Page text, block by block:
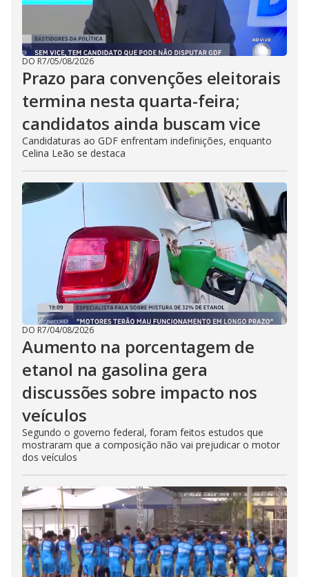
DO R7/05/08/2026
Prazo para convenções eleitorais
termina nesta quarta-feira;
candidatos ainda buscam vice
Candidaturas ao GDF enfrentam indefinições, enquanto
Celina Leão se destaca
DO R7/04/08/2026
Aumento na porcentagem de
etanol na gasolina gera
discussões sobre impacto nos
veículos
Segundo o governo federal, foram feitos estudos que
mostraram que a composição não vai prejudicar o motor
dos veículos